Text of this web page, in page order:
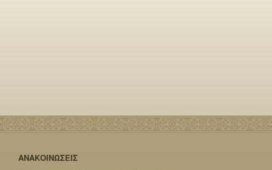
ΑΝΑΚΟΙΝΩΣΕΙΣ